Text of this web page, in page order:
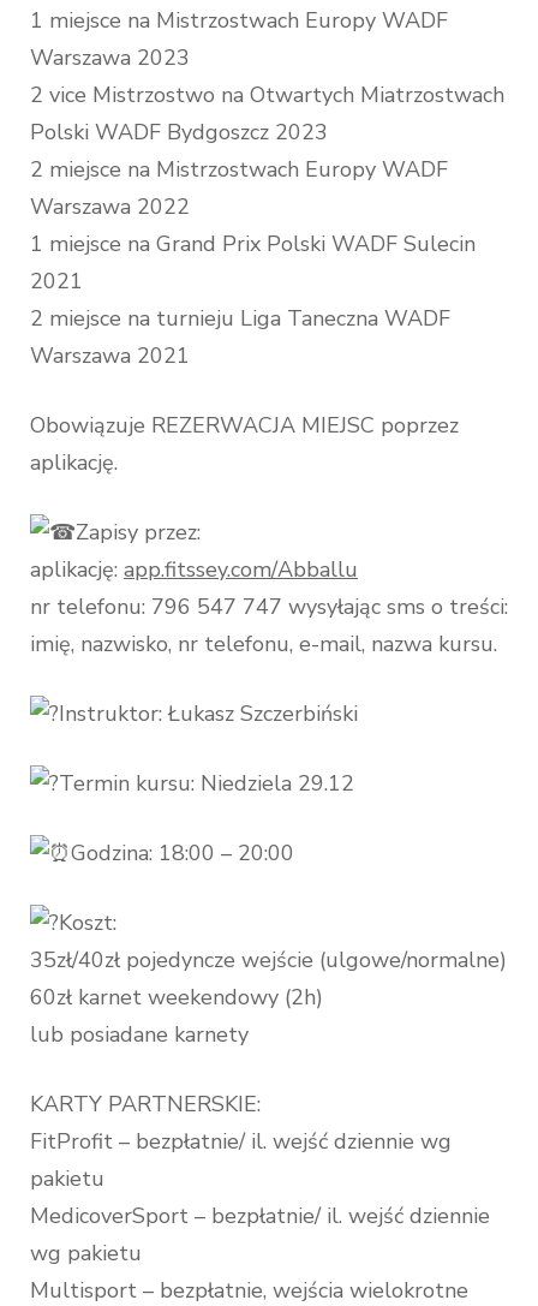
1 miejsce na Mistrzostwach Europy WADF
Warszawa 2023
2 vice Mistrzostwo na Otwartych Miatrzostwach
Polski WADF Bydgoszcz 2023
2 miejsce na Mistrzostwach Europy WADF
Warszawa 2022
1 miejsce na Grand Prix Polski WADF Sulecin
2021
2 miejsce na turnieju Liga Taneczna WADF
Warszawa 2021
Obowiązuje REZERWACJA MIEJSC poprzez
aplikację.
Zapisy przez:
aplikację: app.fitssey.com/Abballu
nr telefonu: 796 547 747 wysyłając sms o treści:
imię, nazwisko, nr telefonu, e-mail, nazwa kursu.
Instruktor: Łukasz Szczerbiński
Termin kursu: Niedziela 29.12
Godzina: 18:00 – 20:00
Koszt:
35zł/40zł pojedyncze wejście (ulgowe/normalne)
60zł karnet weekendowy (2h)
lub posiadane karnety
KARTY PARTNERSKIE:
FitProfit – bezpłatnie/ il. wejść dziennie wg
pakietu
MedicoverSport – bezpłatnie/ il. wejść dziennie
wg pakietu
Multisport – bezpłatnie, wejścia wielokrotne